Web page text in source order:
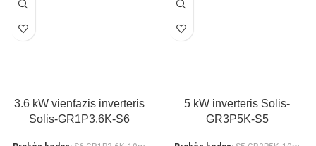
3.6 kW vienfazis inverteris
Solis-GR1P3.6K-S6
5 kW inverteris Solis-
GR3P5K-S5